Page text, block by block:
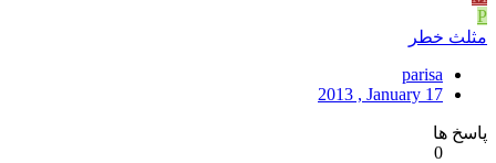
P
مثلث خطر
parisa
2013 , January 17
پاسخ ها
0